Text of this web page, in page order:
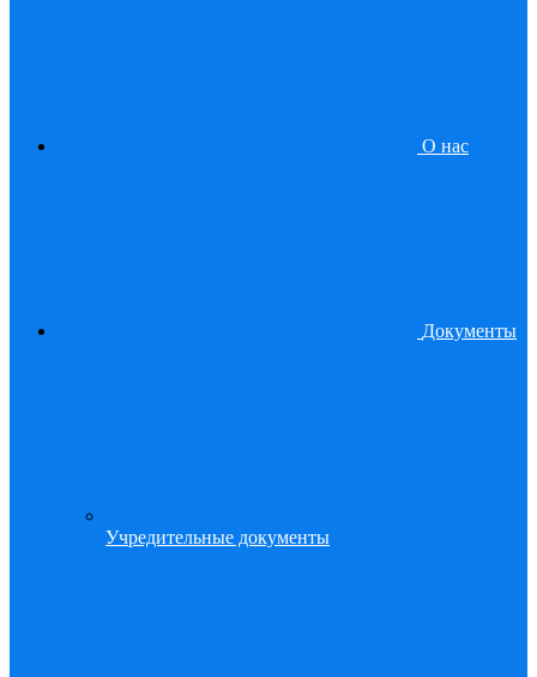
О нас
Документы
Учредительные документы